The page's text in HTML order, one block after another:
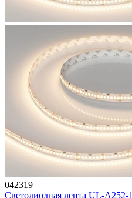
042319
Светодиодная лента UL-A252-